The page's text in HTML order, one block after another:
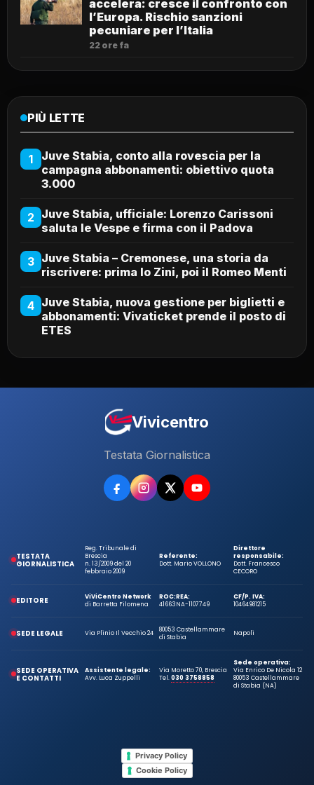
accelera: cresce il confronto con
l’Europa. Rischio sanzioni
pecuniare per l’Italia
22 ore fa
PIÙ LETTE
1
Juve Stabia, conto alla rovescia per la
campagna abbonamenti: obiettivo quota
3.000
2 Juve Stabia, ufficiale: Lorenzo Carissoni
saluta le Vespe e firma con il Padova
3 Juve Stabia – Cremonese, una storia da
riscrivere: prima lo Zini, poi il Romeo Menti
4 Juve Stabia, nuova gestione per biglietti e
abbonamenti: Vivaticket prende il posto di
ETES
Vivicentro
Testata Giornalistica
TESTATA
GIORNALISTICA
Reg. Tribunale di
Brescia
n. 13/2009 del 20
febbraio 2009
Referente:
Dott. Mario VOLLONO
Direttore
responsabile:
Dott. Francesco
CECORO
EDITORE
ViViCentro Network
di Barretta Filomena
ROC:
41663
REA:
NA-1107749
CF/P. IVA:
10464981215
SEDE LEGALE Via Plinio Il Vecchio 24
80053 Castellammare
di Stabia
Napoli
SEDE OPERATIVA
E CONTATTI
Assistente legale:
Avv. Luca Zuppelli
Via Moretto 70, Brescia
Tel.030 3758858
Sede operativa:
Via Enrico De Nicola 12
80053 Castellammare
di Stabia (NA)
Privacy Policy
Cookie Policy